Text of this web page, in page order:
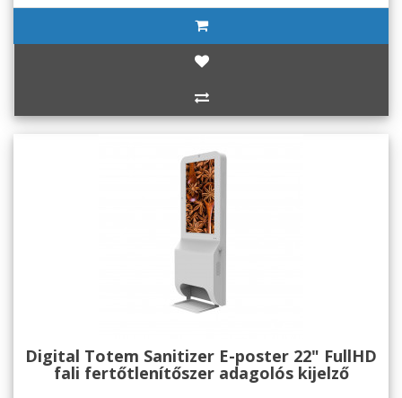
Digital Totem Sanitizer E-poster 22" FullHD
fali fertőtlenítőszer adagolós kijelző